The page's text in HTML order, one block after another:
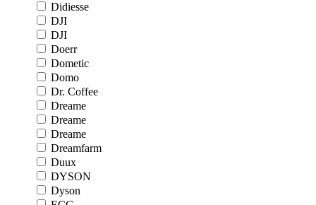
Didiesse
DJI
DJI
Doerr
Dometic
Domo
Dr. Coffee
Dreame
Dreame
Dreame
Dreamfarm
Duux
DYSON
Dyson